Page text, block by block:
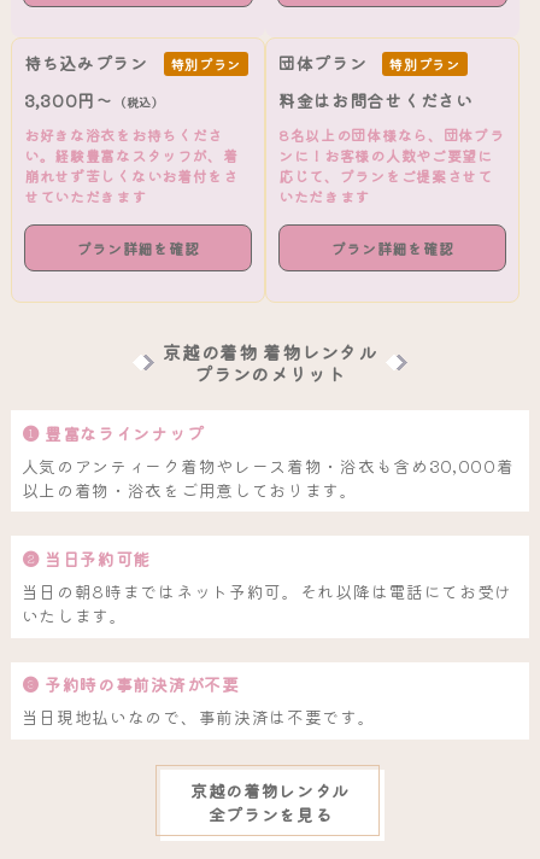
持ち込みプラン 特別プラン
3,300円～ （税込）
お好きな浴衣をお持ちくださ
い。経験豊富なスタッフが、着
崩れせず苦しくないお着付をさ
せていただきます
プラン詳細を確認
団体プラン 特別プラン
料金はお問合せください
8名以上の団体様なら、団体プラ
ンに！お客様の人数やご要望に
応じて、プランをご提案させて
いただきます
プラン詳細を確認
京越の着物 着物レンタル
プランのメリット
❶ 豊富なラインナップ
人気のアンティーク着物やレース着物・浴衣も含め30,000着
以上の着物・浴衣をご用意しております。
❷ 当日予約可能
当日の朝8時まではネット予約可。それ以降は電話にてお受け
いたします。
❸ 予約時の事前決済が不要
当日現地払いなので、事前決済は不要です。
京越の着物レンタル
全プランを見る